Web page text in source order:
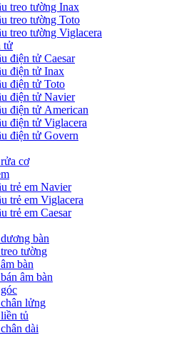
treo tường Inax
treo tường Toto
treo tường Viglacera
tử
điện tử Caesar
điện tử Inax
điện tử Toto
điện tử Navier
điện tử American
điện tử Viglacera
điện tử Govern
cơ
trẻ em Navier
trẻ em Viglacera
trẻ em Caesar
bàn
tường
bàn
âm bàn
lửng
tủ
dài